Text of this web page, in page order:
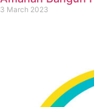
3 March 2023